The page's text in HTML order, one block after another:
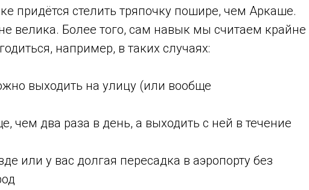
придётся стелить тряпочку пошире, чем Аркаше.
велика. Более того, сам навык мы считаем крайне
например, в таких случаях:
выходить на улицу (или вообще
чем два раза в день, а выходить с ней в течение
или у вас долгая пересадка в аэропорту без